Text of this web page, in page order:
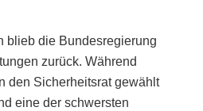
blieb die Bundesregierung
zurück. Während
den Sicherheitsrat gewählt
eine der schwersten